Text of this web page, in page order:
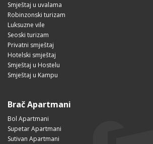
Smještaj u uvalama
Robinzonski turizam
Luksuzne vile
Seoski turizam
Privatni smještaj
Hotelski smještaj
Smještaj u Hostelu
Smještaj u Kampu
Brač Apartmani
Bol Apartmani
Supetar Apartmani
Sutivan Apartmani